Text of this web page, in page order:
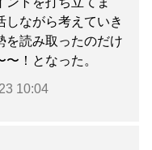
しながら考えていき
を読み取ったのだけ
！となった。
10:04